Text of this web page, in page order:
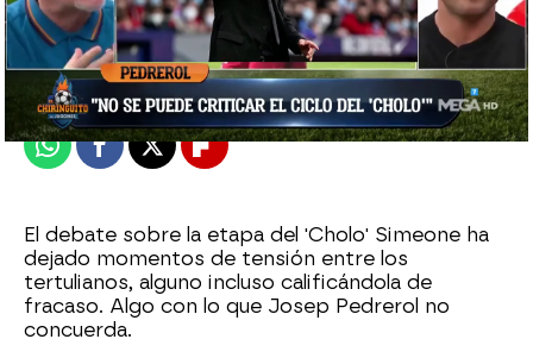
El Chiringuito
Madrid
Publicado:07 de enero de 2022, 01:25
WhatsappFacebook
X Flipboard
El debate sobre la etapa del 'Cholo' Simeone ha
dejado momentos de tensión entre los
tertulianos, alguno incluso calificándola de
fracaso. Algo con lo que Josep Pedrerol no
concuerda.